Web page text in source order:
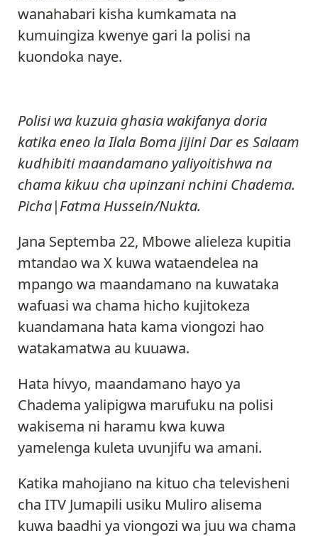
wanahabari kisha kumkamata na
kumuingiza kwenye gari la polisi na
kuondoka naye.
Polisi wa kuzuia ghasia wakifanya doria
katika eneo la Ilala Boma jijini Dar es Salaam
kudhibiti maandamano yaliyoitishwa na
chama kikuu cha upinzani nchini Chadema.
Picha|Fatma Hussein/Nukta.
Jana Septemba 22, Mbowe alieleza kupitia
mtandao wa X kuwa wataendelea na
mpango wa maandamano na kuwataka
wafuasi wa chama hicho kujitokeza
kuandamana hata kama viongozi hao
watakamatwa au kuuawa.
Hata hivyo, maandamano hayo ya
Chadema yalipigwa marufuku na polisi
wakisema ni haramu kwa kuwa
yamelenga kuleta uvunjifu wa amani.
Katika mahojiano na kituo cha televisheni
cha ITV Jumapili usiku Muliro alisema
kuwa baadhi ya viongozi wa juu wa chama